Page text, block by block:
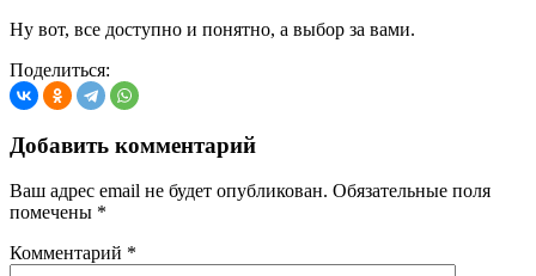
Ну вот, все доступно и понятно, а выбор за вами.
Поделиться:
Добавить комментарий
Ваш адрес email не будет опубликован. Обязательные поля
помечены *
Комментарий *